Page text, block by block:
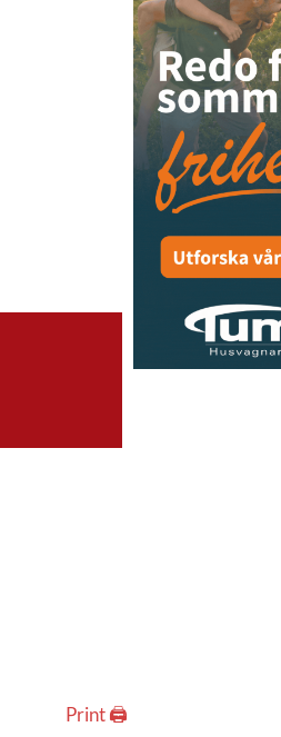
Print 🖨